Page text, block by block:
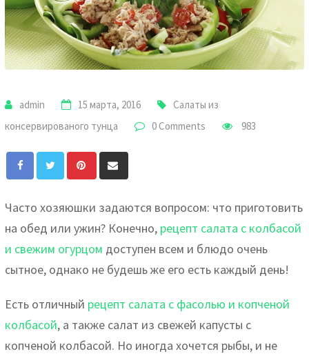
admin 15 марта, 2016
Салаты из
консервированого тунца
0 Comments 983
Pinterest
via
Email
Часто хозяюшки задаются вопросом: что приготовить
на обед или ужин? Конечно, рецепт салата с колбасой
и свежим огурцом доступен всем и блюдо очень
сытное, однако не будешь же его есть каждый день!
Есть отличный рецепт салата с фасолью и копченой
колбасой, а также салат из свежей капусты с
копченой колбасой. Но иногда хочется рыбы, и не